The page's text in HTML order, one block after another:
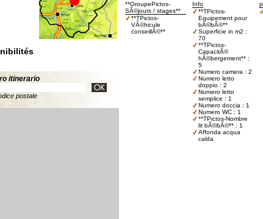
itinerario
postale
**GroupePictos-
SÃ©jours / stages**
**TPictos-
VÃ©hicule
conseillÃ©**
Info
**TPictos-
Equipement pour
bÃ©bÃ©**
Superficie in m2 :
70
**TPictos-
CapacitÃ©
hÃ©bergement** :
5
Numero camera : 2
Numero letto
doppio : 2
Numero letto
semplice : 1
Numero doccia : 1
Numero WC : 1
**TPictos-Nombre
lit bÃ©bÃ©** : 1
Affonda acqua
calda